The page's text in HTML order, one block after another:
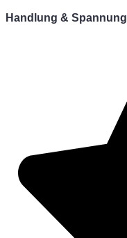
Handlung & Spannung